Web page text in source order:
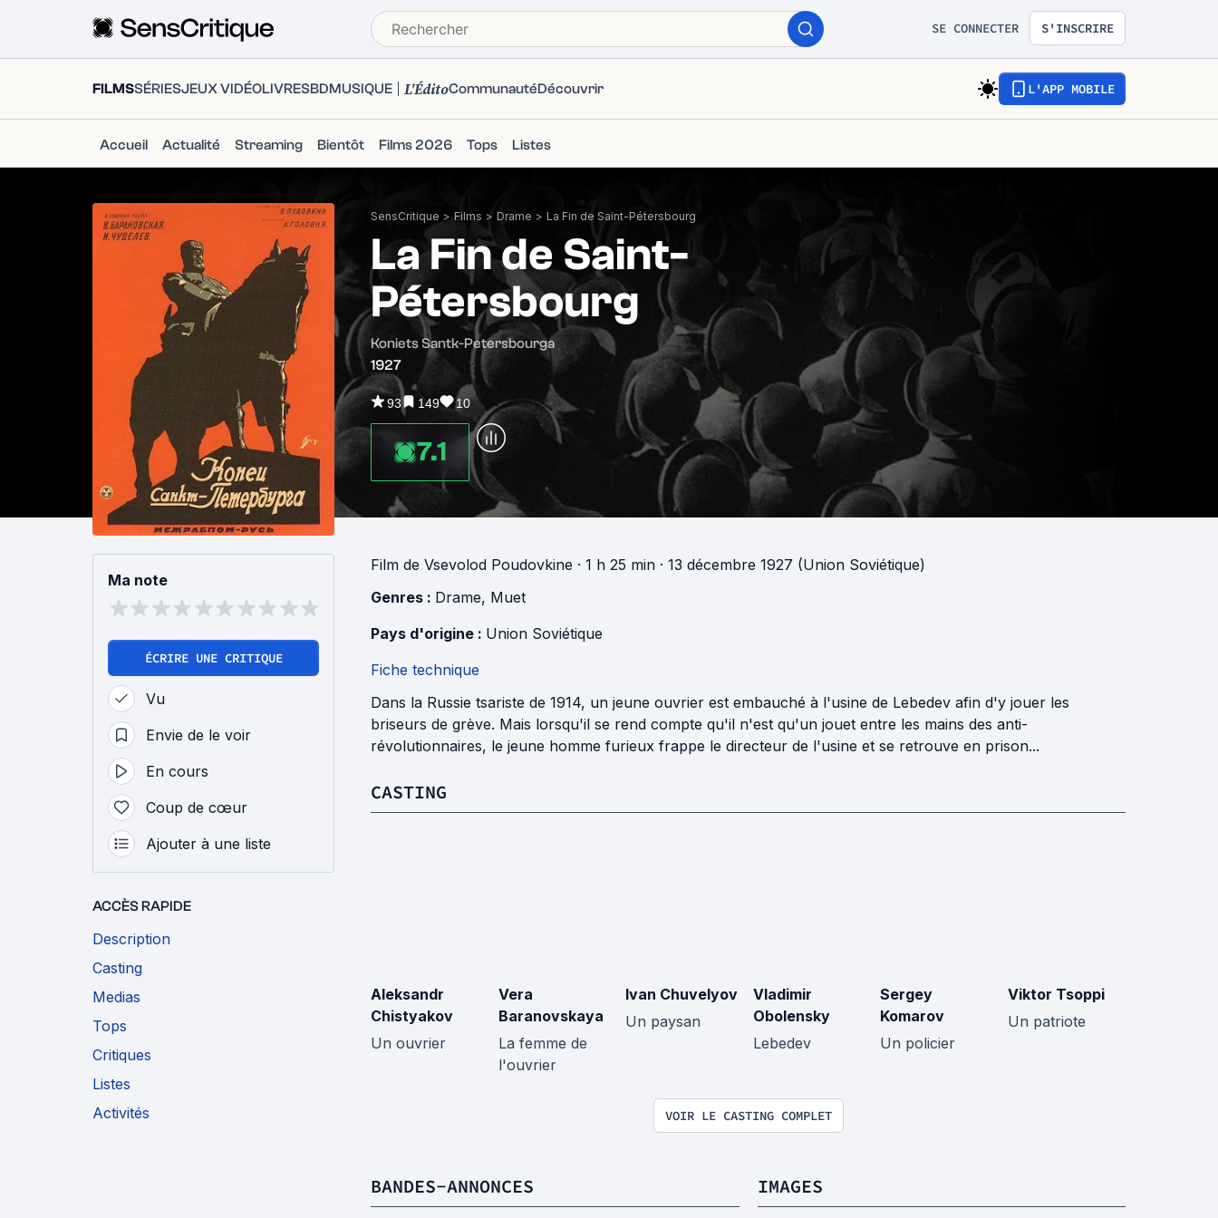
SE CONNECTER S'INSCRIRE
FILMSSÉRIESJEUX VIDÉOLIVRESBDMUSIQUE L'ÉditoCommunautéDécouvrir L'APP MOBILE
Accueil Actualité Streaming Bientôt Films 2026 Tops Listes
SensCritique > Films > Drame > La Fin de Saint-Pétersbourg
La Fin de Saint-
Pétersbourg
Koniets Santk-Petersbourga
1927
93 149 10
7.1
Ma note
ÉCRIRE UNE CRITIQUE
Vu
Envie de le voir
En cours
Coup de cœur
Ajouter à une liste
ACCÈS RAPIDE
Description
Casting
Medias
Tops
Critiques
Listes
Activités
Film de Vsevolod Poudovkine · 1 h 25 min · 13 décembre 1927 (Union Soviétique)
Genres : Drame, Muet
Pays d'origine : Union Soviétique
Fiche technique
Dans la Russie tsariste de 1914, un jeune ouvrier est embauché à l'usine de Lebedev afin d'y jouer les
briseurs de grève. Mais lorsqu'il se rend compte qu'il n'est qu'un jouet entre les mains des anti-
révolutionnaires, le jeune homme furieux frappe le directeur de l'usine et se retrouve en prison...
CASTING
Aleksandr
Chistyakov
Un ouvrier
Vera
Baranovskaya
La femme de
l'ouvrier
Ivan Chuvelyov
Un paysan
Vladimir
Obolensky
Lebedev
Sergey
Komarov
Un policier
Viktor Tsoppi
Un patriote
VOIR LE CASTING COMPLET
BANDES-ANNONCES IMAGES